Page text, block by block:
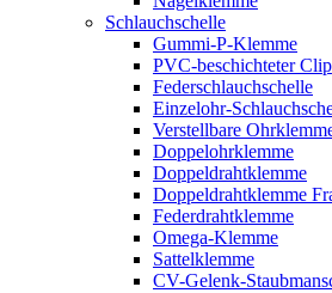
Schlauchschelle
Gummi-P-Klemme
PVC-beschichteter Clip
Federschlauchschelle
Einzelohr-
Verstellbare
Doppelohrklemme
Doppeldrahtklemme
Doppeldrahtklemme
Federdrahtklemme
Omega-Klemme
Sattelklemme
CV-Gelenk-